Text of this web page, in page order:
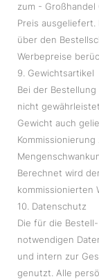
zum - Großhandel
Preis
über den
Werbepreise
9. Gewichtsartikel
Bei der
nicht
Gewicht auch
Berechnet wird
kommissionierten
10. Datenschutz
Die für die
notwendigen
und intern zur
genutzt. Alle